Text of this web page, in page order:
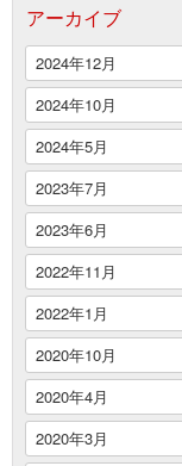
アーカイブ
2024年12月
2024年10月
2024年5月
2023年7月
2023年6月
2022年11月
2022年1月
2020年10月
2020年4月
2020年3月